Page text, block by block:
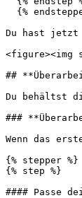
Du hast jetzt
<figure><img
##
Du behältst
###
Wenn das
{% stepper %}
{% step %}
#### Passe